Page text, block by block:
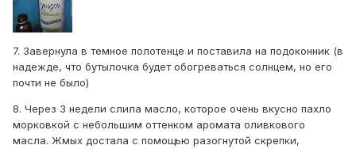
7. Завернула в темное полотенце и поставила на подоконник (в
надежде, что бутылочка будет обогреваться солнцем, но его
почти не было)
8. Через 3 недели слила масло, которое очень вкусно пахло
морковкой с небольшим оттенком аромата оливкового
масла. Жмых достала с помощью разогнутой скрепки,